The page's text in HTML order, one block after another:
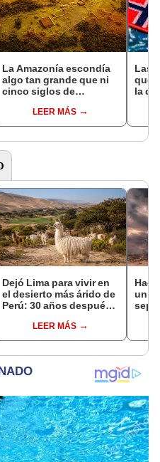
La Amazonía escondía
algo tan grande que ni
cinco siglos de
encontrarlo: el hallazgo
podría cambiar todo lo
pasado
LEER MÁS
Las
que
la de
Dejó Lima para vivir en
el desierto más árido de
Perú: 30 años después,
creó un sorprendente
ecosistema
LEER MÁS
un